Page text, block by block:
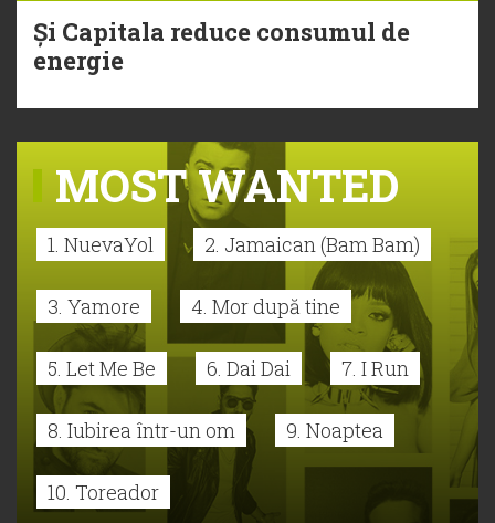
Și Capitala reduce consumul de
energie
MOST WANTED
1. NuevaYol 2. Jamaican (Bam Bam)
3. Yamore 4. Mor după tine
5. Let Me Be 6. Dai Dai 7. I Run
8. Iubirea într-un om 9. Noaptea
10. Toreador